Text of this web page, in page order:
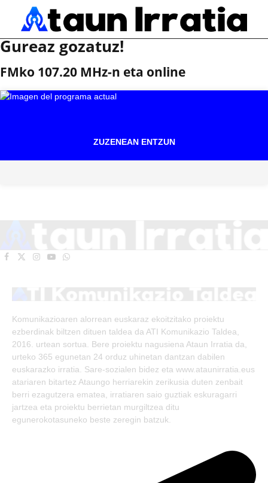
Gureaz gozatuz!
FMko 107.20 MHz-n eta online
ZUZENEAN ENTZUN
Facebook
X
Instagram
YouTubeWhatsApp
Komunikazioaren alorrean euskaraz ekoitzitako proiektu
ezberdinak biltzen dituen taldea da ATI Komunikazio Taldea,
2016. urtean sortua. Bere proiektu nagusiena Ataun Irratia da,
urteko 365 egunetan 24 orduz uhinetan dantzan dabilen
euskarazko irratia. Sare-sozialen bidez eta www.ataunirratia.eus
atariaren bitartez Ataungo herriarekin zerikusia duten zenbait
berri ezagutzera ematea, irratiaren saio guztiak eskuragarri
jartzea eta proiektu berrietan murgiltzea ditu
egunerokotasuneko beste zeregin batzuk.